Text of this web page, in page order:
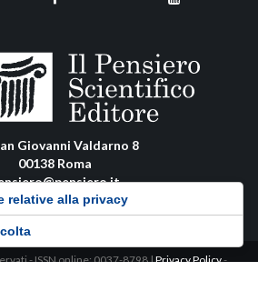
Giovanni Valdarno 8
00138 Roma
- ISSN online: 0037-8798 |Privacy Policy-
relative alla privacy